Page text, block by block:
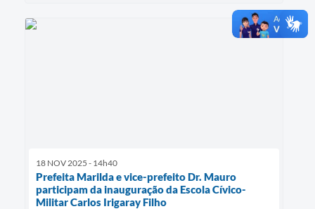
18 NOV 2025 - 14h40
Prefeita Marilda e vice-prefeito Dr. Mauro
participam da inauguração da Escola Cívico-
Militar Carlos Irigaray Filho